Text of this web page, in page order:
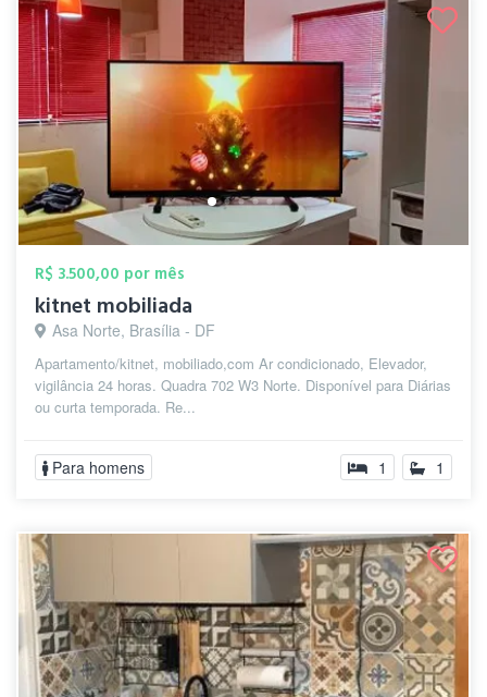
R$ 3.500,00 por mês
kitnet mobiliada
Asa Norte, Brasília - DF
Apartamento/kitnet, mobiliado,com Ar condicionado, Elevador,
vigilância 24 horas. Quadra 702 W3 Norte. Disponível para Diárias
ou curta temporada. Re...
Para homens 1 1